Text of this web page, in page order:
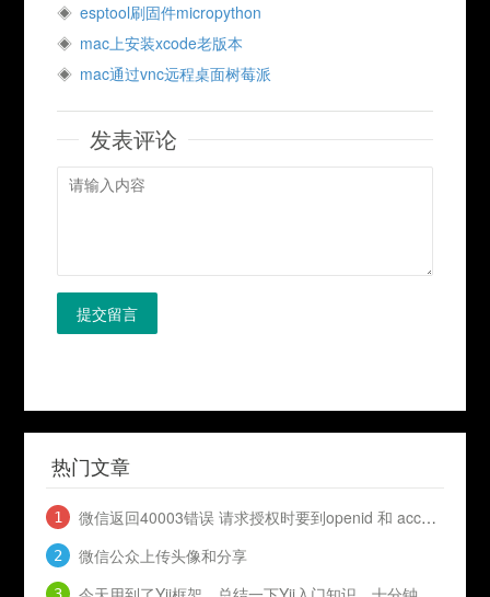
esptool刷固件micropython
mac上安装xcode老版本
mac通过vnc远程桌面树莓派
发表评论
提交留言
热门文章
微信返回40003错误 请求授权时要到openid 和 access_token
微信公众上传头像和分享